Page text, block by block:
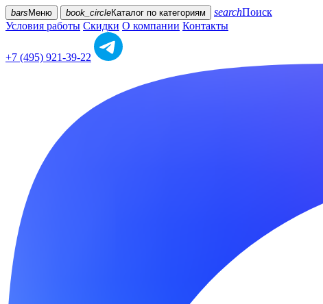
bars Меню book_circleКаталог по категориям searchПоиск
Условия работы Скидки О компании Контакты
+7 (495) 921-39-22